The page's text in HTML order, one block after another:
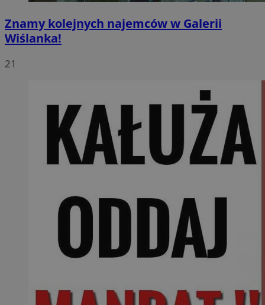
Znamy kolejnych najemców w Galerii
Wiślanka!
21